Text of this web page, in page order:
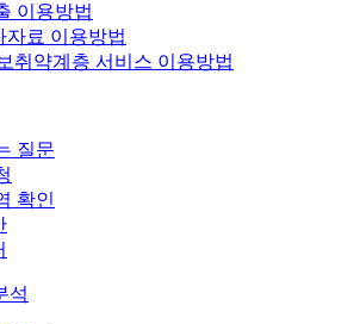
이용방법
자료 이용방법
취약계층 서비스 이용방법
질문
확인
석